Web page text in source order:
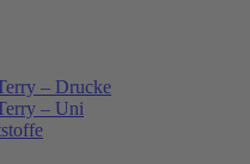
– Drucke
– Uni